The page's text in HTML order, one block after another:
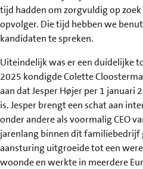
tijd hadden om zorgvuldig op
opvolger. Die tijd hebben we
kandidaten te spreken.
Uiteindelijk was er een duidelijke
2025 kondigde Colette
aan dat Jesper Højer per 1 januari
is. Jesper brengt een schat aan
onder andere als voormalig CEO
jarenlang binnen dit familiebedrijf
aansturing uitgroeide tot een
woonde en werkte in meerdere